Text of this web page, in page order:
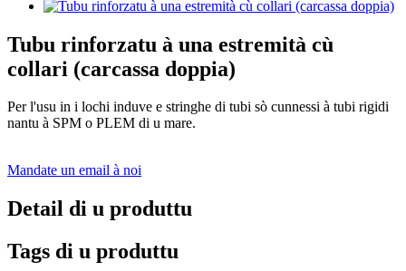
Tubu rinforzatu à una estremità cù
collari (carcassa doppia)
Per l'usu in i lochi induve e stringhe di tubi sò cunnessi à tubi rigidi
nantu à SPM o PLEM di u mare.
Mandate un email à noi
Detail di u produttu
Tags di u produttu